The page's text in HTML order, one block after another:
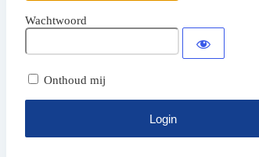
Wachtwoord
Onthoud mij